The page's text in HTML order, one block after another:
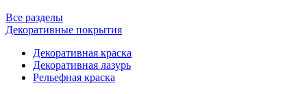
Все разделы
Декоративные покрытия
Декоративная краска
Декоративная лазурь
Рельефная краска